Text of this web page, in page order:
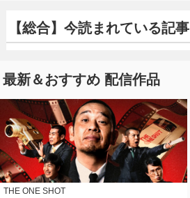
【総合】今読まれている記事
最新＆おすすめ 配信作品
THE ONE SHOT